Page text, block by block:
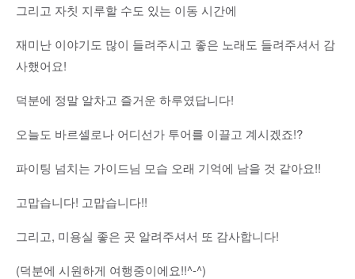
그리고 자칫 지루할 수도 있는 이동 시간에
재미난 이야기도 많이 들려주시고 좋은 노래도 들려주셔서 감
사했어요!
덕분에 정말 알차고 즐거운 하루였답니다!
오늘도 바르셀로나 어디선가 투어를 이끌고 계시겠죠!?
파이팅 넘치는 가이드님 모습 오래 기억에 남을 것 같아요!!
고맙습니다! 고맙습니다!!
그리고, 미용실 좋은 곳 알려주셔서 또 감사합니다!
(덕분에 시원하게 여행중이에요!!^-^)